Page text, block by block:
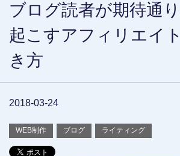
ブログ読者が期待通
起こすアフィリエイ
き方
2018-03-24
WEB制作 ブログ ライティング